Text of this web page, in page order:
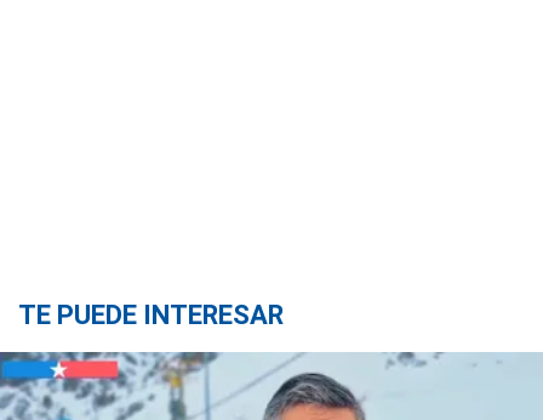
TE PUEDE INTERESAR